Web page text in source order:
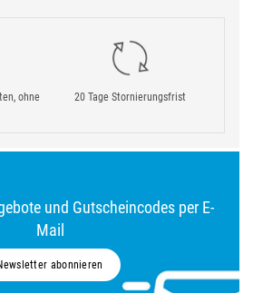
ohne
20 Tage Stornierungsfrist
und Gutscheincodes per E-
Mail
abonnieren